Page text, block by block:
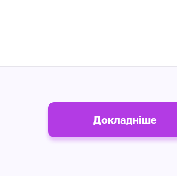
Докладніше